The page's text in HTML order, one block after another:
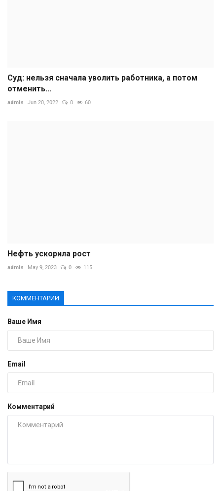
Суд: нельзя сначала уволить работника, а потом
отменить...
admin Jun 20, 2022 0 60
Нефть ускорила рост
admin May 9, 2023 0 115
КОММЕНТАРИИ
Ваше Имя
Email
Комментарий